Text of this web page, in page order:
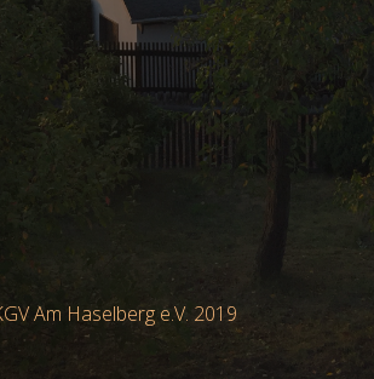
Am Haselberg e.V. 2019